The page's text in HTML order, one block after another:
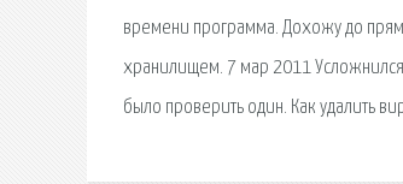
времени программа. Дохожу до
хранилищем. 7 мар 2011 Усложнился
было проверить один. Как удалить